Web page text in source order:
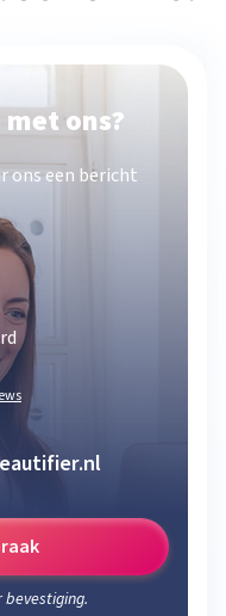
ons?
ons een bericht
bevestiging.